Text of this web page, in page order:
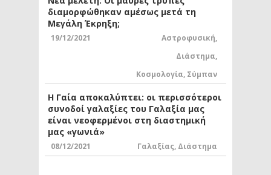
διαμορφώθηκαν αμέσως μετά τη
Μεγάλη Έκρηξη;
19/12/2021 Αστροφυσική,
Διάστημα,
Κοσμολογία, Σύμπαν
Η Γαία αποκαλύπτει: οι περισσότεροι
συνοδοί γαλαξίες του Γαλαξία μας
είναι νεοφερμένοι στη διαστημική
μας «γωνιά»
08/12/2021 Γαλαξίας, Διάστημα